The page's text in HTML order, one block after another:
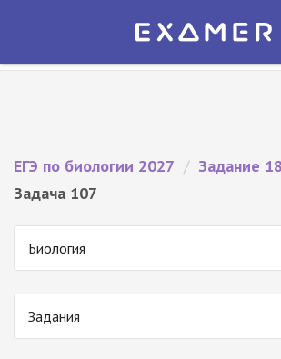
Экзамер — ЕГЭ 2027
ЕГЭ по биологии 2027 / Задание 18
Задача 107
Биология
Задания